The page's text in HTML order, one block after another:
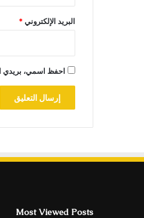
البريد الإلكتروني*
احفظ اسمي، بريدي
Most Viewed Posts